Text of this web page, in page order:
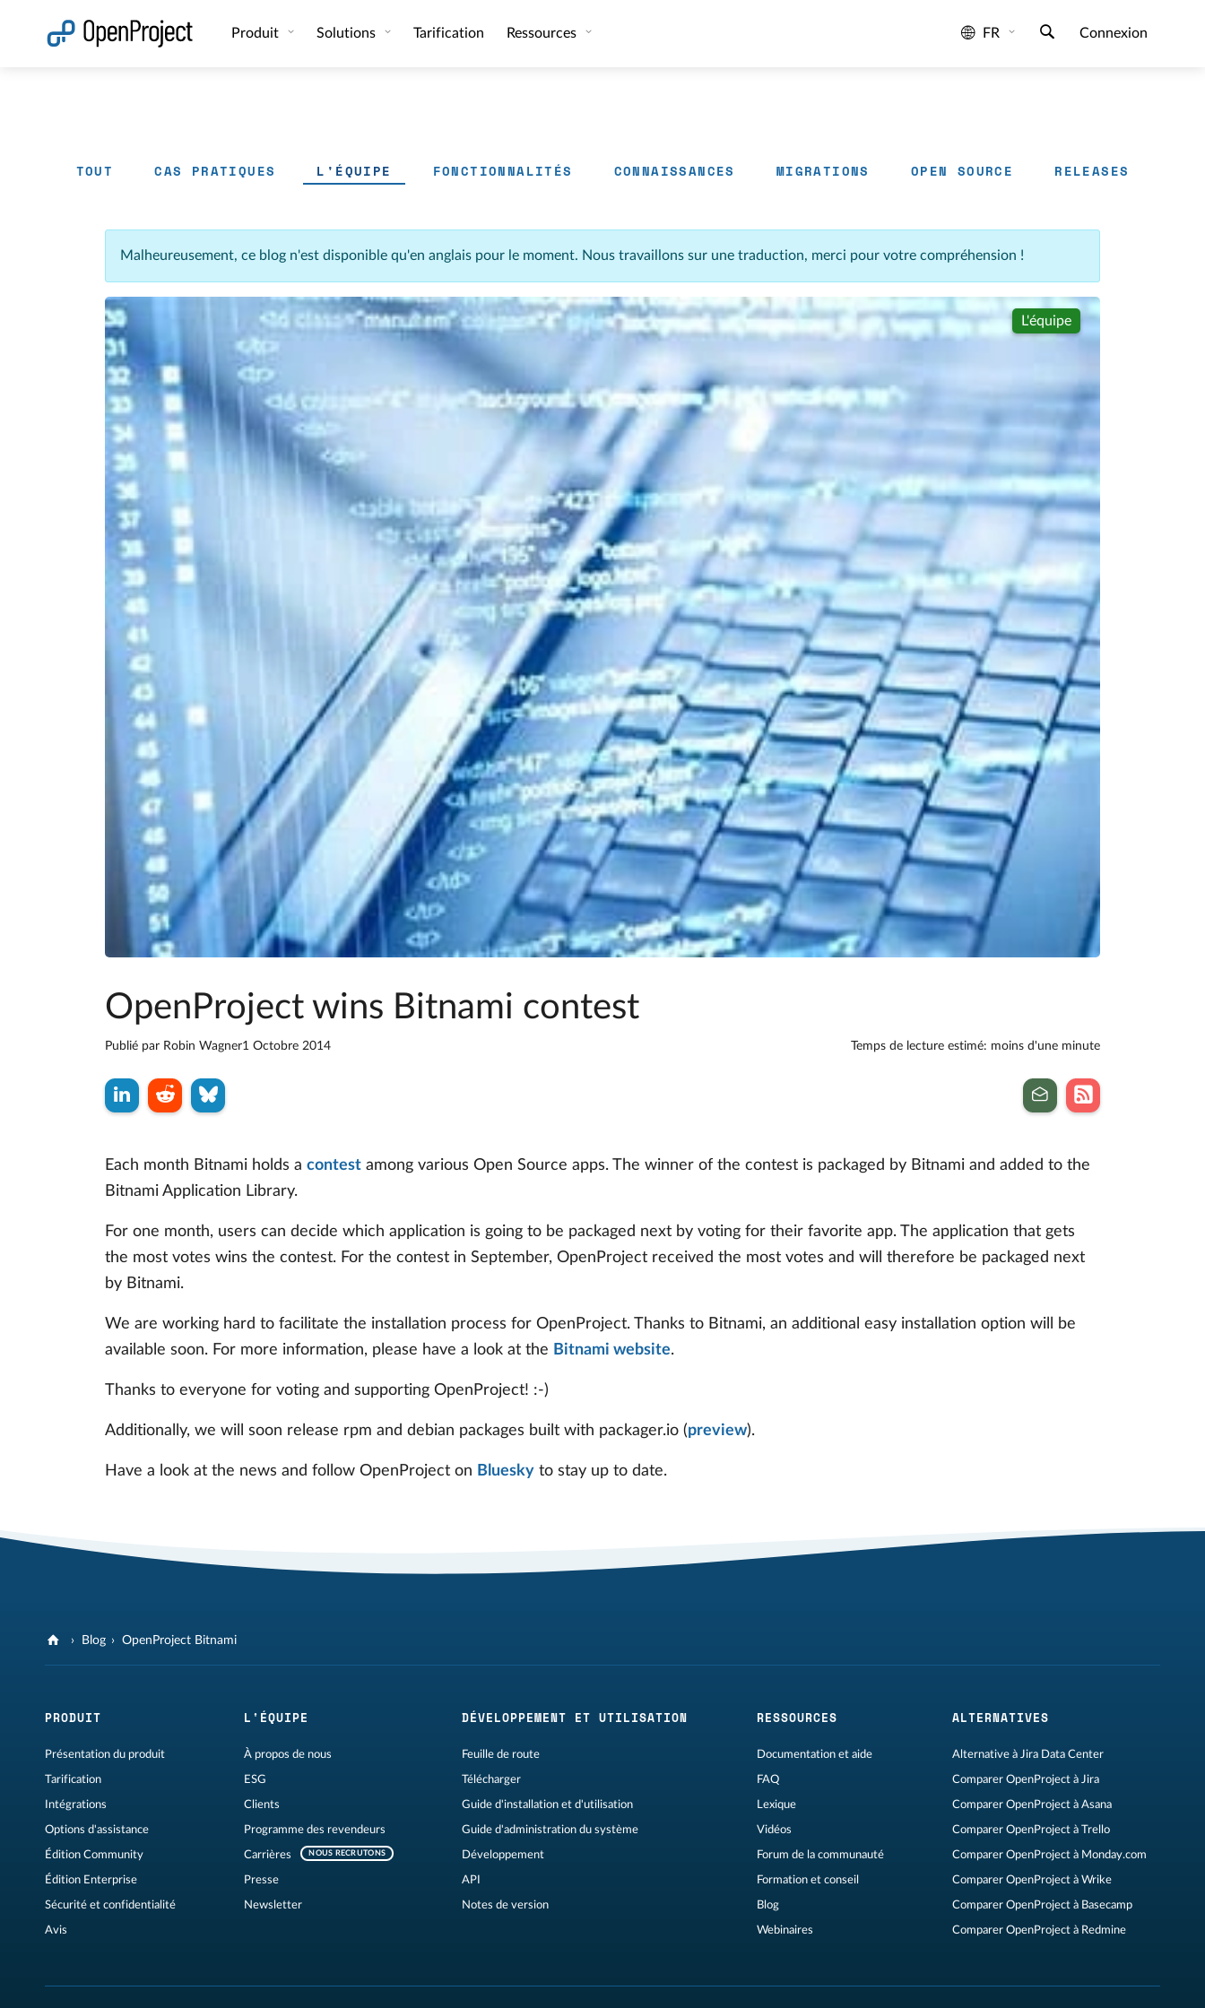
Produit Solutions Tarification Ressources FR Connexion
TOUT CAS PRATIQUES L'ÉQUIPE FONCTIONNALITÉS CONNAISSANCES MIGRATIONS OPEN SOURCE RELEASES
Malheureusement, ce blog n'est disponible qu'en anglais pour le moment. Nous travaillons sur une traduction, merci pour votre compréhension !
L'équipe
OpenProject wins Bitnami contest
Publié par Robin Wagner1 Octobre 2014 Temps de lecture estimé: moins d'une minute
Each month Bitnami holds a contest among various Open Source apps. The winner of the contest is packaged by Bitnami and added to the
Bitnami Application Library.
For one month, users can decide which application is going to be packaged next by voting for their favorite app. The application that gets
the most votes wins the contest. For the contest in September, OpenProject received the most votes and will therefore be packaged next
by Bitnami.
We are working hard to facilitate the installation process for OpenProject. Thanks to Bitnami, an additional easy installation option will be
available soon. For more information, please have a look at the Bitnami website.
Thanks to everyone for voting and supporting OpenProject! :-)
Additionally, we will soon release rpm and debian packages built with packager.io (preview).
Have a look at the news and follow OpenProject on Bluesky to stay up to date.
Blog OpenProject Bitnami
PRODUIT
Présentation du produit
Tarification
Intégrations
Options d'assistance
Édition Community
Édition Enterprise
Sécurité et confidentialité
Avis
L'ÉQUIPE
À propos de nous
ESG
Clients
Programme des revendeurs
Carrières NOUS RECRUTONS
Presse
Newsletter
DÉVELOPPEMENT ET UTILISATION
Feuille de route
Télécharger
Guide d'installation et d'utilisation
Guide d'administration du système
Développement
API
Notes de version
RESSOURCES
Documentation et aide
FAQ
Lexique
Vidéos
Forum de la communauté
Formation et conseil
Blog
Webinaires
ALTERNATIVES
Alternative à Jira Data Center
Comparer OpenProject à Jira
Comparer OpenProject à Asana
Comparer OpenProject à Trello
Comparer OpenProject à Monday.com
Comparer OpenProject à Wrike
Comparer OpenProject à Basecamp
Comparer OpenProject à Redmine